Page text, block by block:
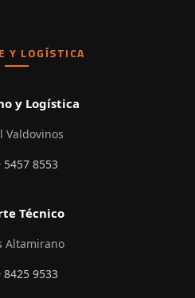
Y LOGÍSTICA
y Logística
Valdovinos
5457 8553
Técnico
Altamirano
8425 9533